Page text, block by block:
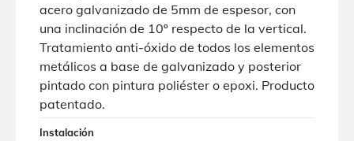
acero galvanizado de 5mm de espesor, con
una inclinación de 10º respecto de la vertical.
Tratamiento anti-óxido de todos los elementos
metálicos a base de galvanizado y posterior
pintado con pintura poliéster o epoxi. Producto
patentado.
Instalación